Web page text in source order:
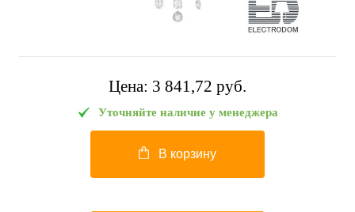
Цена: 3 841,72 pуб.
Уточняйте наличие у менеджера
В корзину